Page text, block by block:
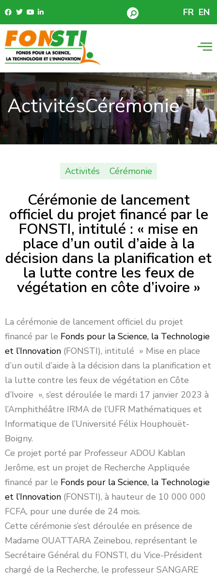
FR EN
ActivitésCérémonie
Activités Cérémonie
Cérémonie de lancement
officiel du projet financé par le
FONSTI, intitulé : « mise en
place d’un outil d’aide à la
décision dans la planification et
la lutte contre les feux de
végétation en côte d’ivoire »
La cérémonie de lancement officiel du projet
financé par le Fonds pour la Science, la Technologie
et l’Innovation (FONSTI), intitulé » Mise en place
d’un outil d’aide à la décision dans la planification et
la lutte contre les feux de végétation en Côte
d’Ivoire », s’est déroulée le mardi 17 janvier 2023 à
l’Amphithéâtre IRMA de l’UFR Mathématiques et
Informatique de l’Université Félix Houphouët-
Boigny.
Ce projet porté par Professeur ADOU Kablan
Jerôme, est un projet de Recherche Appliquée
financé par le Fonds pour la Science, la Technologie
et l’Innovation (FONSTI), à hauteur de 10 000 000
FCFA, pour une durée de 24 mois.
Cette cérémonie s’est déroulée en présence de
Madame OUATTARA Zeinebou, représentant le
Secrétaire Général du FONSTI, du Vice-Président
chargé de la Recherche, le professeur SANGARE